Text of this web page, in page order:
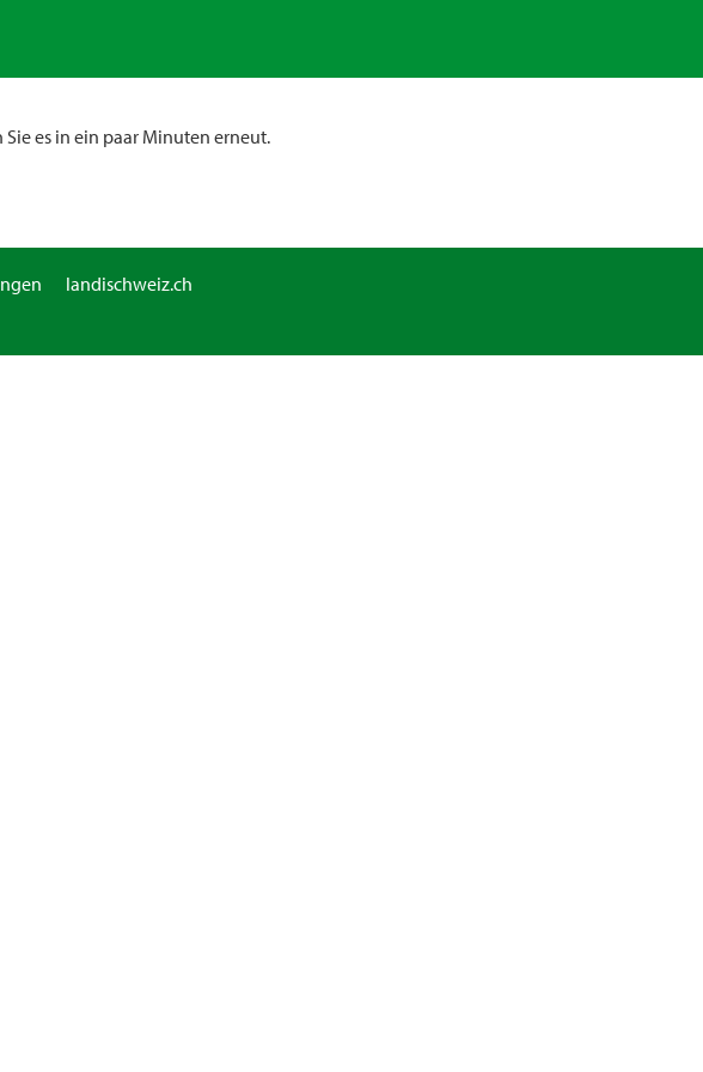
es in ein paar Minuten erneut.
landischweiz.ch